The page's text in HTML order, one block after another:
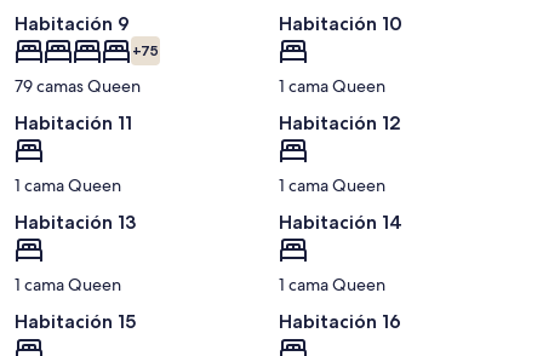
Habitación 9
+75
79 camas Queen
Habitación 10
1 cama Queen
Habitación 11
1 cama Queen
Habitación 12
1 cama Queen
Habitación 13
1 cama Queen
Habitación 14
1 cama Queen
Habitación 15 Habitación 16